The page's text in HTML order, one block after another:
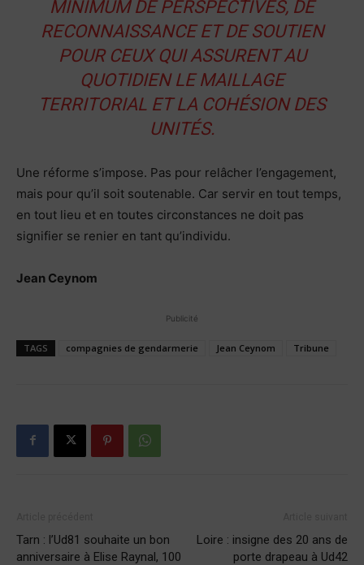
MINIMUM DE PERSPECTIVES, DE
RECONNAISSANCE ET DE SOUTIEN
POUR CEUX QUI ASSURENT AU
QUOTIDIEN LE MAILLAGE
TERRITORIAL ET LA COHÉSION DES
UNITÉS.
Une réforme s’impose. Pas pour relâcher l’engagement,
mais pour qu’il soit soutenable. Car servir en tout temps,
en tout lieu et en toutes circonstances ne doit pas
signifier se renier en tant qu’individu.
Jean Ceynom
Publicité
TAGS compagnies de gendarmerie Jean Ceynom Tribune
Tarn : l’Ud81 souhaite un bon
anniversaire à Elise Raynal, 100
Loire : insigne des 20 ans de
porte drapeau à Ud42